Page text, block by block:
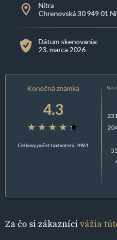
Nitra
Chrenovská 30 949 01
Dátum skenovania:
23. marca 2026
Konečná známka
4.3
Celkový počet hodnotení: 4961
Na
Za čo si zákazníci vážia